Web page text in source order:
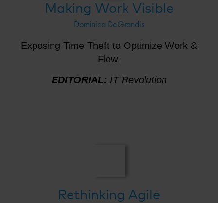
Making Work Visible
Dominica DeGrandis
Exposing Time Theft to Optimize Work &
Flow.
EDITORIAL: IT Revolution
Rethinking Agile